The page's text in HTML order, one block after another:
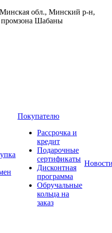
Минская обл., Минский р-н,
промзона Шабаны
Покупателю
Рассрочка и
кредит
Подарочные
сертификаты
Дисконтная
программа
Обручальные
кольца на
заказ